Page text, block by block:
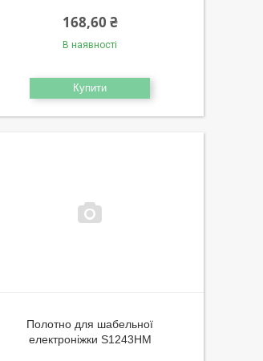
168,60 ₴
В наявності
Купити
Полотно для шабельної
електроніжки S1243HM